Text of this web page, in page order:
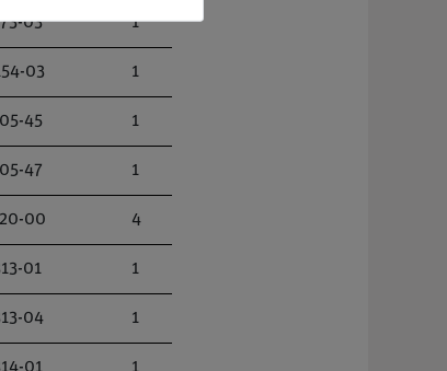
03 1
03 1
45 1
47 1
00 4
01 1
04 1